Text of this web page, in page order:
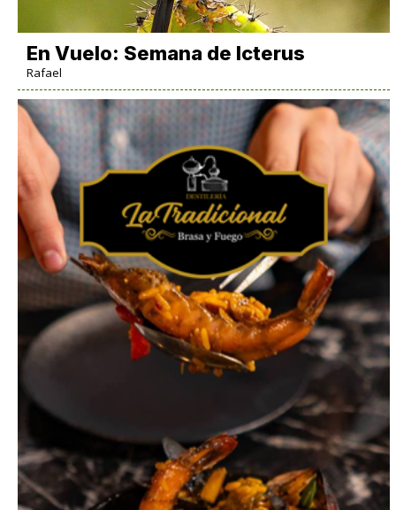
En Vuelo: Semana de Icterus
Rafael